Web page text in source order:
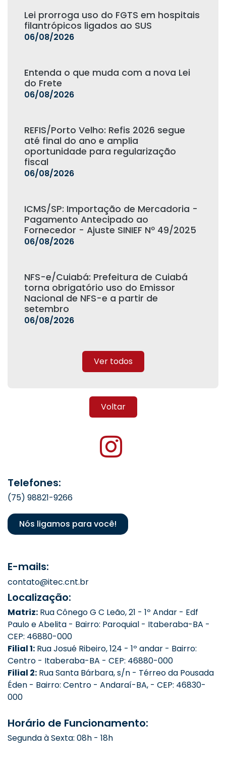
Lei prorroga uso do FGTS em hospitais
filantrópicos ligados ao SUS
06/08/2026
Entenda o que muda com a nova Lei
do Frete
06/08/2026
REFIS/Porto Velho: Refis 2026 segue
até final do ano e amplia
oportunidade para regularização
fiscal
06/08/2026
ICMS/SP: Importação de Mercadoria -
Pagamento Antecipado ao
Fornecedor - Ajuste SINIEF Nº 49/2025
06/08/2026
NFS-e/Cuiabá: Prefeitura de Cuiabá
torna obrigatório uso do Emissor
Nacional de NFS-e a partir de
setembro
06/08/2026
Ver todos
Voltar
Telefones:
(75) 98821-9266
Nós ligamos para você!
E-mails:
contato@itec.cnt.br
Localização:
Matriz: Rua Cônego G C Leão, 21 - 1º Andar - Edf
Paulo e Abelita - Bairro: Paroquial - Itaberaba-BA -
CEP: 46880-000
Filial 1: Rua Josué Ribeiro, 124 - 1º andar - Bairro:
Centro - Itaberaba-BA - CEP: 46880-000
Filial 2: Rua Santa Bárbara, s/n - Térreo da Pousada
Éden - Bairro: Centro - Andaraí-BA, - CEP: 46830-
000
Horário de Funcionamento:
Segunda à Sexta: 08h - 18h